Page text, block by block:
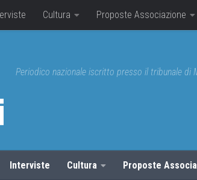
Cultura Proposte Associazione
Periodico nazionale iscritto presso il tribunale
Interviste Cultura Proposte